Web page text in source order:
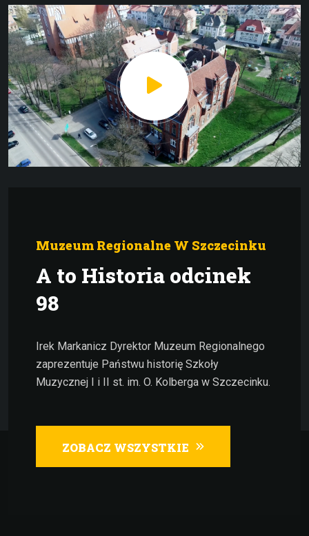
Muzeum Regionalne W Szczecinku
A to Historia odcinek
98
Irek Markanicz Dyrektor Muzeum Regionalnego
zaprezentuje Państwu historię Szkoły
Muzycznej I i II st. im. O. Kolberga w Szczecinku.
ZOBACZ WSZYSTKIE